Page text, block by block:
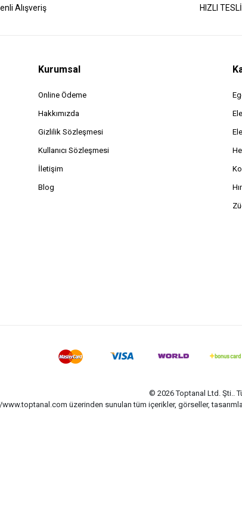
Alışveriş HIZLI
Kurumsal
Online Ödeme
Hakkımızda
Gizlilik Sözleşmesi
Kullanıcı Sözleşmesi
İletişim
Blog
© 2026 Toptanal Ltd. Şti..
üzerinden sunulan tüm içerikler, görseller,